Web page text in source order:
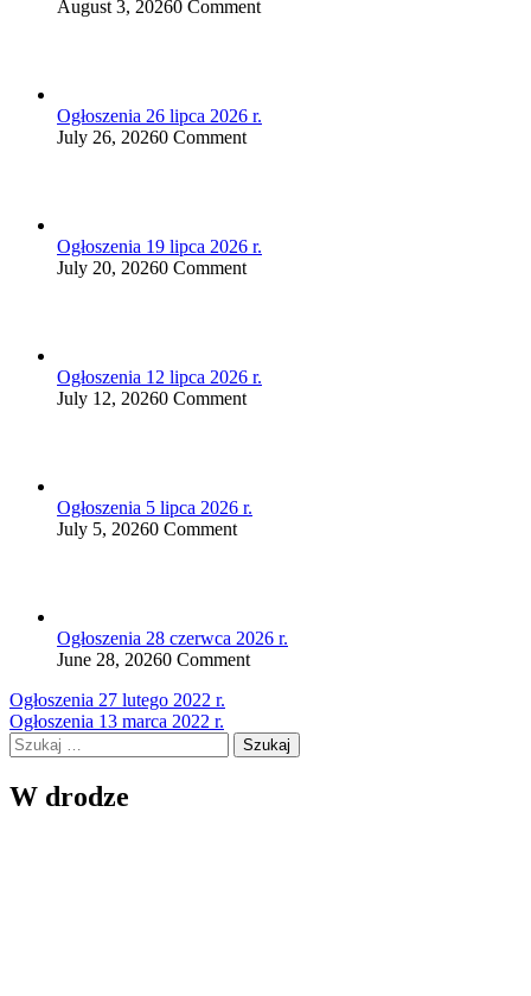
August 3, 20260 Comment
Ogłoszenia 26 lipca 2026 r.
July 26, 20260 Comment
Ogłoszenia 19 lipca 2026 r.
July 20, 20260 Comment
Ogłoszenia 12 lipca 2026 r.
July 12, 20260 Comment
Ogłoszenia 5 lipca 2026 r.
July 5, 20260 Comment
Ogłoszenia 28 czerwca 2026 r.
June 28, 20260 Comment
Nawigacja
wpisu
Ogłoszenia 27 lutego 2022 r.
Ogłoszenia 13 marca 2022 r.
Szukaj:
W drodze